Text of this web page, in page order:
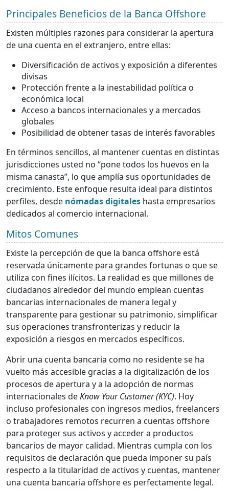
Principales Beneficios de la Banca Offshore
Existen múltiples razones para considerar la apertura
de una cuenta en el extranjero, entre ellas:
Diversificación de activos y exposición a diferentes
divisas
Protección frente a la inestabilidad política o
económica local
Acceso a bancos internacionales y a mercados
globales
Posibilidad de obtener tasas de interés favorables
En términos sencillos, al mantener cuentas en distintas
jurisdicciones usted no “pone todos los huevos en la
misma canasta”, lo que amplía sus oportunidades de
crecimiento. Este enfoque resulta ideal para distintos
perfiles, desde nómadas digitales hasta empresarios
dedicados al comercio internacional.
Mitos Comunes
Existe la percepción de que la banca offshore está
reservada únicamente para grandes fortunas o que se
utiliza con fines ilícitos. La realidad es que millones de
ciudadanos alrededor del mundo emplean cuentas
bancarias internacionales de manera legal y
transparente para gestionar su patrimonio, simplificar
sus operaciones transfronterizas y reducir la
exposición a riesgos en mercados específicos.
Abrir una cuenta bancaria como no residente se ha
vuelto más accesible gracias a la digitalización de los
procesos de apertura y a la adopción de normas
internacionales deKnow Your Customer (KYC). Hoy
incluso profesionales con ingresos medios, freelancers
o trabajadores remotos recurren a cuentas offshore
para proteger sus activos y acceder a productos
bancarios de mayor calidad. Mientras cumpla con los
requisitos de declaración que pueda imponer su país
respecto a la titularidad de activos y cuentas, mantener
una cuenta bancaria offshore es perfectamente legal.